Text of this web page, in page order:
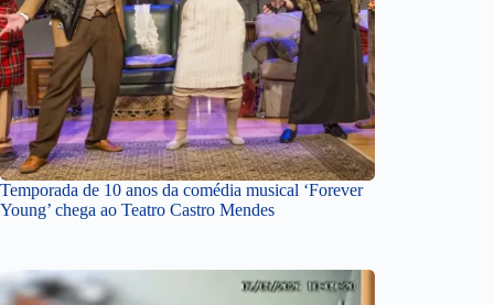
Temporada de 10 anos da comédia musical ‘Forever
Young’ chega ao Teatro Castro Mendes